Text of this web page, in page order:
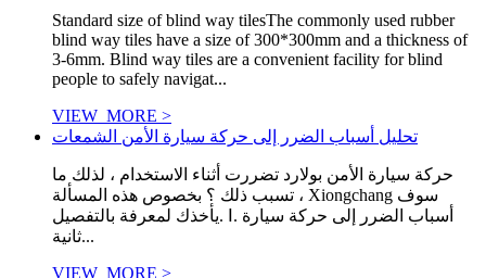
Standard size of blind way tilesThe commonly used rubber
blind way tiles have a size of 300*300mm and a thickness of
3-6mm. Blind way tiles are a convenient facility for blind
people to safely navigat...
VIEW_MORE >
تحليل أسباب الضرر إلى حركة سيارة الأمن الشمعات
حركة سيارة الأمن بولارد تضررت أثناء الاستخدام ، لذلك ما
تسبب ذلك ؟ بخصوص هذه المسألة ، Xiongchang سوف
يأخذك لمعرفة بالتفصيل. Ⅰ. أسباب الضرر إلى حركة سيارة
ثانية...
VIEW_MORE >